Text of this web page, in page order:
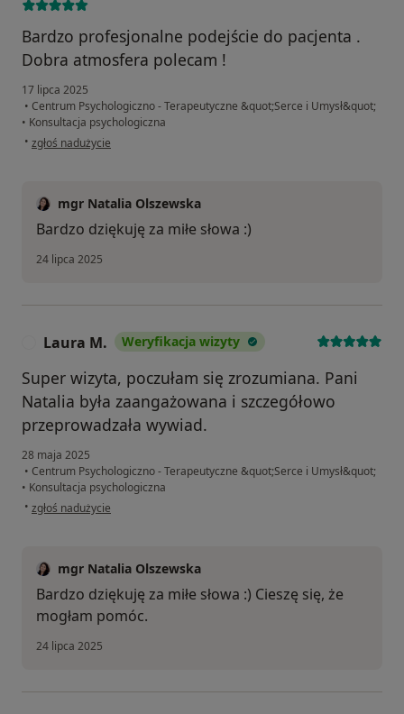
Bardzo profesjonalne podejście do pacjenta .
Dobra atmosfera polecam !
17 lipca 2025
• Centrum Psychologiczno - Terapeutyczne &quot;Serce i Umysł&quot;
• Konsultacja psychologiczna
• w opinii użytkownika Łukasz
zgłoś nadużycie
mgr Natalia Olszewska
Bardzo dziękuję za miłe słowa :)
24 lipca 2025
Laura M. Weryfikacja wizyty
Super wizyta, poczułam się zrozumiana. Pani
Natalia była zaangażowana i szczegółowo
przeprowadzała wywiad.
28 maja 2025
• Centrum Psychologiczno - Terapeutyczne &quot;Serce i Umysł&quot;
• Konsultacja psychologiczna
• w opinii użytkownika Laura M.
zgłoś nadużycie
mgr Natalia Olszewska
Bardzo dziękuję za miłe słowa :) Cieszę się, że
mogłam pomóc.
24 lipca 2025